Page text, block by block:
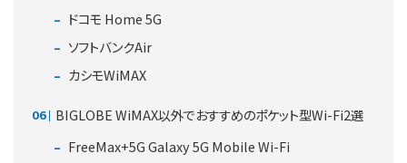
ドコモ Home 5G
ソフトバンクAir
カシモWiMAX
BIGLOBE WiMAX以外でおすすめのポケット型Wi-Fi2選
FreeMax+5G Galaxy 5G Mobile Wi-Fi